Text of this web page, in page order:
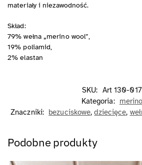
materiały i niezawodność.
Skład:
79% wełna „merino wool”,
19% poliamid,
2% elastan
SKU: Art 130-017
Kategoria: merino
Znaczniki: bezuciskowe,dziecięce,
Podobne produkty